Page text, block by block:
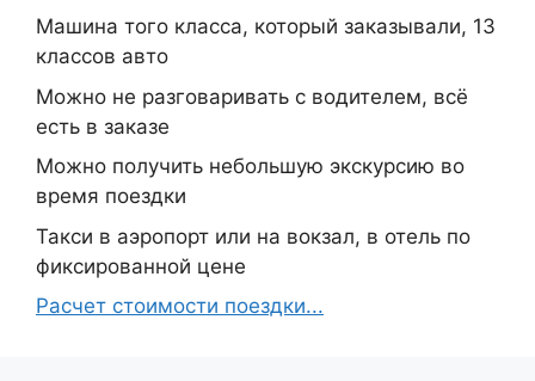
Машина того класса, который заказывали, 13
классов авто
Можно не разговаривать с водителем, всё
есть в заказе
Можно получить небольшую экскурсию во
время поездки
Такси в аэропорт или на вокзал, в отель по
фиксированной цене
Расчет стоимости поездки...